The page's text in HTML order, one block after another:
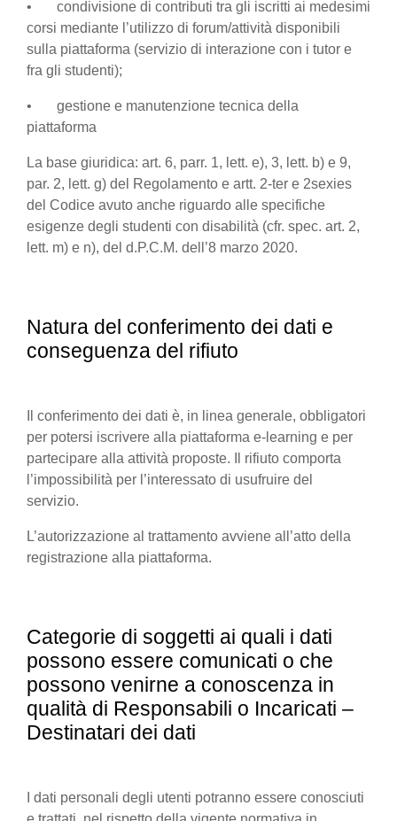
• condivisione di contributi tra gli iscritti ai medesimi
corsi mediante l’utilizzo di forum/attività disponibili
sulla piattaforma (servizio di interazione con i tutor e
fra gli studenti);
• gestione e manutenzione tecnica della
piattaforma
La base giuridica: art. 6, parr. 1, lett. e), 3, lett. b) e 9,
par. 2, lett. g) del Regolamento e artt. 2-ter e 2sexies
del Codice avuto anche riguardo alle specifiche
esigenze degli studenti con disabilità (cfr. spec. art. 2,
lett. m) e n), del d.P.C.M. dell’8 marzo 2020.
Natura del conferimento dei dati e
conseguenza del rifiuto
Il conferimento dei dati è, in linea generale, obbligatori
per potersi iscrivere alla piattaforma e-learning e per
partecipare alla attività proposte. Il rifiuto comporta
l’impossibilità per l’interessato di usufruire del
servizio.
L’autorizzazione al trattamento avviene all’atto della
registrazione alla piattaforma.
Categorie di soggetti ai quali i dati
possono essere comunicati o che
possono venirne a conoscenza in
qualità di Responsabili o Incaricati –
Destinatari dei dati
I dati personali degli utenti potranno essere conosciuti